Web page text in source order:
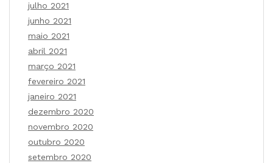
julho 2021
junho 2021
maio 2021
abril 2021
março 2021
fevereiro 2021
janeiro 2021
dezembro 2020
novembro 2020
outubro 2020
setembro 2020